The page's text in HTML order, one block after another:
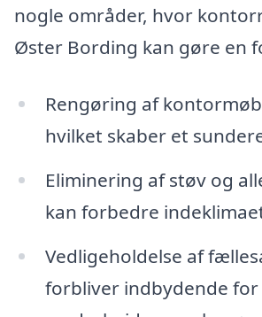
nogle områder, hvor
Øster Bording kan gøre en
Rengøring af
hvilket skaber et
Eliminering af støv og
kan forbedre
Vedligeholdelse af
forbliver indbydende for